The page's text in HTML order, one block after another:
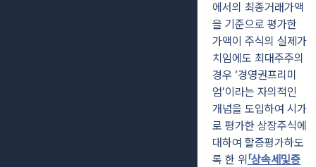
에서의 최종거래가액
을 기준으로 평가한
가액이 주식의 실제가
치임에도 최대주주의
경우 ‘경영권프리미
엄’이라는 자의적인
개념을 도입하여 시가
로 평가한 상장주식에
대하여 할증평가하도
록 한 위 「상속세및증